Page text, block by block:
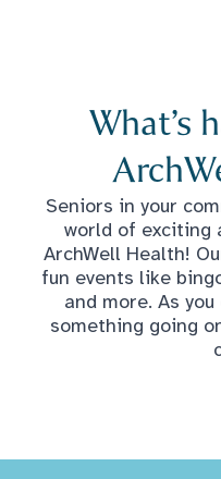
What’s
Seniors in your
world of exciting
ArchWell Health!
fun events like
and more. As
something going